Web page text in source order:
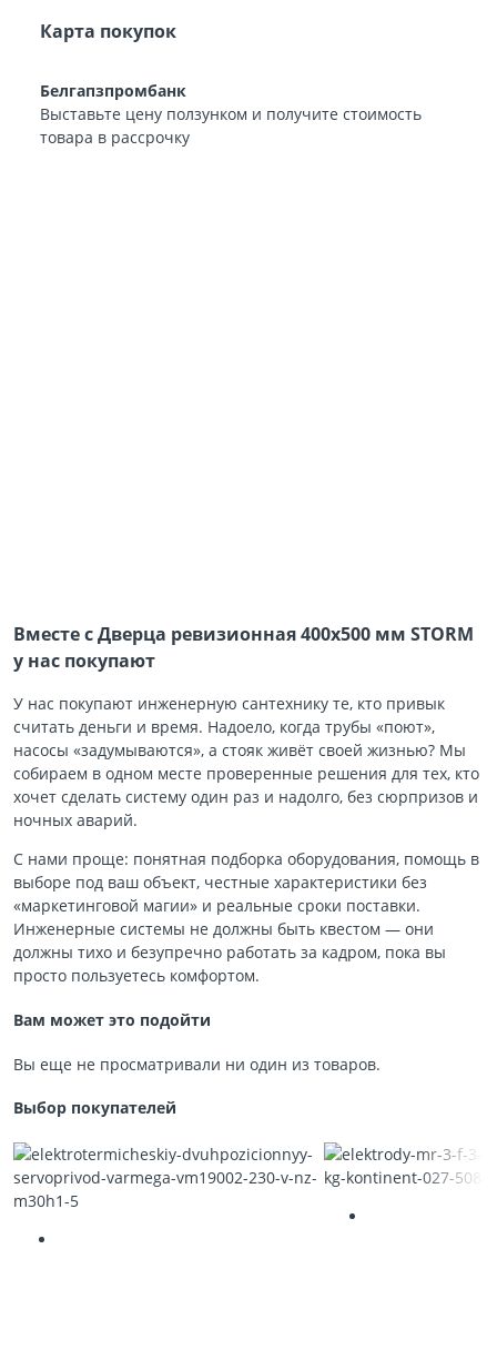
Карта покупок
Белгапзпромбанк
Выставьте цену ползунком и получите стоимость
товара в рассрочку
Вместе с Дверца ревизионная 400х500 мм STORM
у нас покупают
У нас покупают инженерную сантехнику те, кто привык
считать деньги и время. Надоело, когда трубы «поют»,
насосы «задумываются», а стояк живёт своей жизнью? Мы
собираем в одном месте проверенные решения для тех, кто
хочет сделать систему один раз и надолго, без сюрпризов и
ночных аварий.
С нами проще: понятная подборка оборудования, помощь в
выборе под ваш объект, честные характеристики без
«маркетинговой магии» и реальные сроки поставки.
Инженерные системы не должны быть квестом — они
должны тихо и безупречно работать за кадром, пока вы
просто пользуетесь комфортом.
Вам может это подойти
Вы еще не просматривали ни один из товаров.
Выбор покупателей